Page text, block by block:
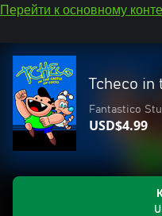
Перейти к основному
Tcheco in
Fantastico
USD$4.99